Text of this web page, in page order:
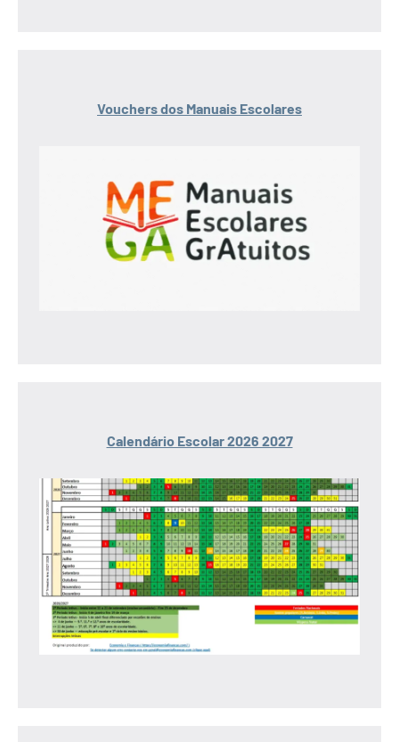
Vouchers dos Manuais Escolares
Calendário Escolar 2026 2027